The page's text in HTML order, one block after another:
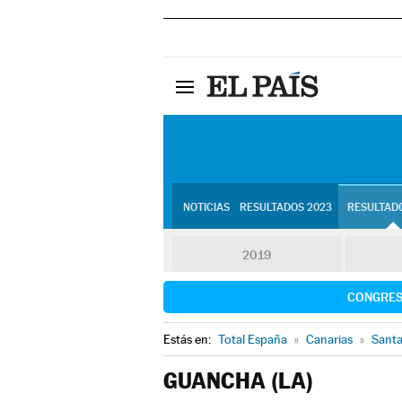
NOTICIAS RESULTADOS 2023
2019
Estás en: Total España » Canarias »
GUANCHA (LA)